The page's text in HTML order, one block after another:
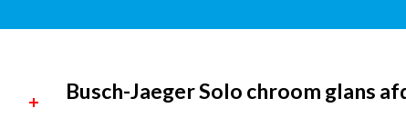
Busch-Jaeger Solo chroom glans